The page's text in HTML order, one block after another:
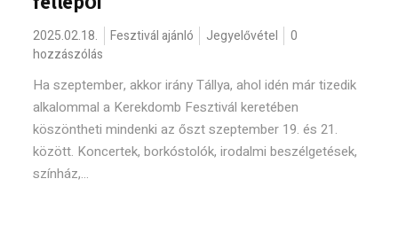
2025.02.18. Fesztivál ajánló Jegyelővétel
0
hozzászólás
Ha szeptember, akkor irány Tállya, ahol idén már tizedik
alkalommal a Kerekdomb Fesztivál keretében
köszöntheti mindenki az őszt szeptember 19. és 21.
között. Koncertek, borkóstolók, irodalmi beszélgetések,
színház,...